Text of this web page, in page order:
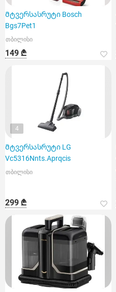
Მტვერსასრუტი Bosch
Bgs7Pet1
თბილისი
149 ₾
4
Მტვერსასრუტი LG
Vc5316Nnts.Aprqcis
თბილისი
299 ₾